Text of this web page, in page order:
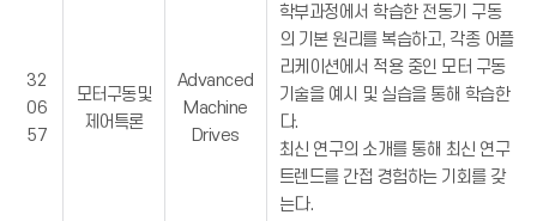
32
06
57
모터구동및
제어특론
Advanced
Machine
Drives
학부과정에서 학습한 전동기 구동
의 기본 원리를 복습하고, 각종 어플
리케이션에서 적용 중인 모터 구동
기술을 예시 및 실습을 통해 학습한
다.
최신 연구의 소개를 통해 최신 연구
트렌드를 간접 경험하는 기회를 갖
는다.